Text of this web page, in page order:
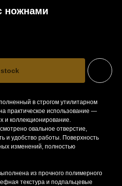
ножнами
в строгом утилитарном
практическое использование —
и коллекционирование.
овальное отверстие,
и удобство работы. Поверхность
изменений, полностью
из прочного полимерного
текстура и подпальцевые